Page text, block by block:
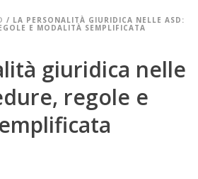
/ LA PERSONALITÀ GIURIDICA NELLE ASD:
E MODALITÀ SEMPLIFICATA
giuridica nelle
regole e